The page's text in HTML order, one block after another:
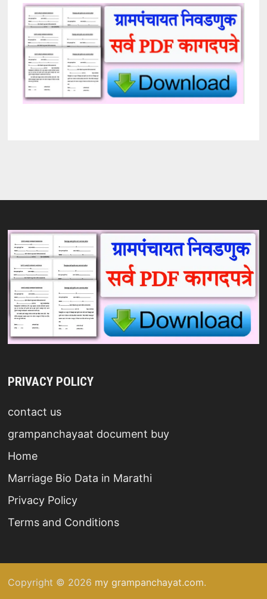
PRIVACY POLICY
contact us
grampanchayaat document buy
Home
Marriage Bio Data in Marathi
Privacy Policy
Terms and Conditions
Copyright © 2026 my grampanchayat.com.